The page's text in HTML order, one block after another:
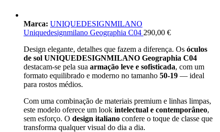
Marca: UNIQUEDESIGNMILANO
Uniquedesignmilano Geographia C04 290,00 €
Design elegante, detalhes que fazem a diferença. Os óculos
de sol UNIQUEDESIGNMILANO Geographia C04
destacam-se pela sua armação leve e sofisticada, com um
formato equilibrado e moderno no tamanho 50-19 — ideal
para rostos médios.
Com uma combinação de materiais premium e linhas limpas,
este modelo oferece um look intelectual e contemporâneo,
sem esforço. O design italiano confere o toque de classe que
transforma qualquer visual do dia a dia.